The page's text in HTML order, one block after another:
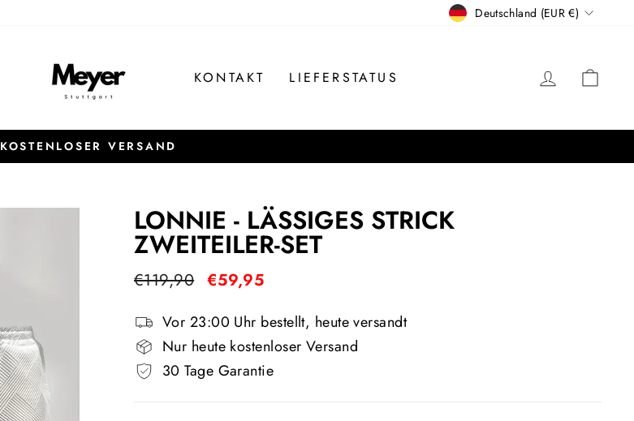
WÄHRUNG
Deutschland (EUR €)
KONTAKT LIEFERSTATUS
Pause
KOSTENLOSER VERSAND
LONNIE - LÄSSIGES STRICK
ZWEITEILER-SET
Normaler
€119,90 Sonderpreis
€59,95
Vor 23:00 Uhr bestellt, heute versandt
Nur heute kostenloser Versand
30 Tage Garantie